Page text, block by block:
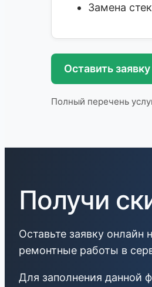
Замена
Оставить
Полный перечень
Получи
Оставьте заявку онлайн
ремонтные работы в
Для заполнения данной